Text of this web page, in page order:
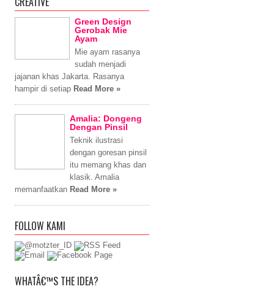
Green Design
Gerobak Mie
Ayam
Mie ayam rasanya
sudah menjadi
jajanan khas Jakarta. Rasanya
hampir di setiap Read More »
Amalia: Dongeng
Dengan Pinsil
Teknik ilustrasi
dengan goresan pinsil
itu memang khas dan
klasik. Amalia
memanfaatkan Read More »
FOLLOW KAMI
WHATÂ€™S THE IDEA?